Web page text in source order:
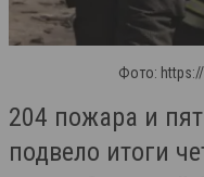
Фото:
204 пожара и
подвело итоги